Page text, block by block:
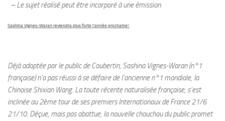
– Le sujet réalisé peut être incorporé à une émission
Sashina Vignes-Waran reviendra plus forte l’année prochaine!
Déjà adoptée par le public de Coubertin, Sashina Vignes-Waran (n°1
française) n’a pas réussi à se défaire de l’ancienne n°1 mondiale, la
Chinoise Shixian Wang. La toute récente naturalisée française, s’est
inclinée au 2ème tour de ses premiers Internationaux de France 21/6
21/10. Déçue, mais pas abattue, la nouvelle chouchou du public promet